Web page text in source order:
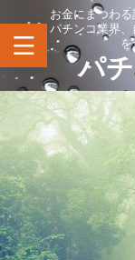
お金にまつわ
パチンコ業界
パ